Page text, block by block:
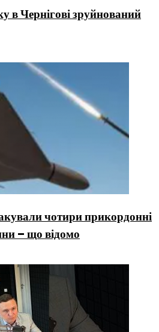
в Чернігові зруйнований
чотири прикордонні
– що відомо